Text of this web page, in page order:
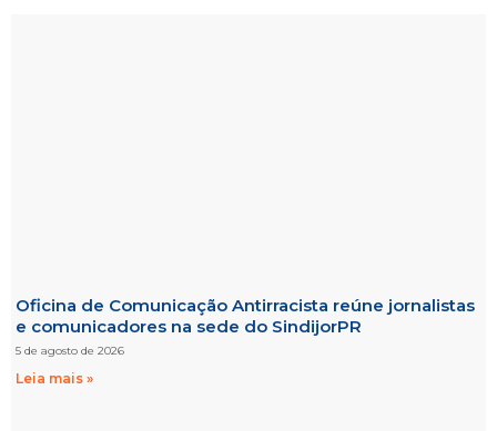
Oficina de Comunicação Antirracista reúne jornalistas
e comunicadores na sede do SindijorPR
5 de agosto de 2026
Leia mais »